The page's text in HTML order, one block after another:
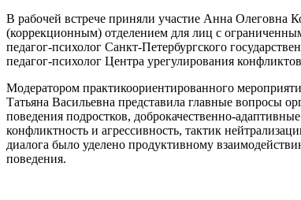
В рабочей встрече приняли участие Анна Олеговна
(коррекционным) отделением для лиц с
педагог-психолог Санкт-Петербургского
педагог-психолог Центра урегулирования
Модератором практикоориентированного
Татьяна Васильевна представила главные вопросы
поведения подростков, доброкачественно-
конфликтность и агрессивность, тактик
диалога было уделено продуктивному
поведения.